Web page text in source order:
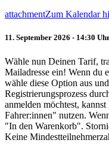
attachmentZum Kalendar
11. September 2026 - 14:30
Wähle nun Deinen Tarif,
Mailadresse ein! Wenn du
wähle diese Option aus
Registrierungsprozess
anmelden möchtest,
Fahrer:innen" nutzen.
"In den Warenkorb".
Keine